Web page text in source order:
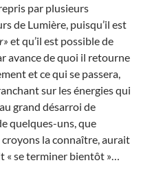
par plusieurs
de Lumière, puisqu’il est
et qu’il est possible de
avance de quoi il retourne
et ce qui se passera,
sur les énergies qui
grand désarroi de
quelques-uns, que
croyons la connaître, aurait
se terminer bientôt »…